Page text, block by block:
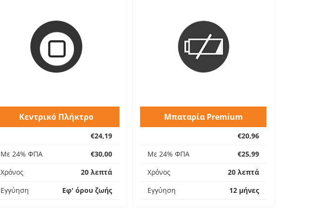
Κεντρικό Πλήκτρο
€24,19
Με 24% ΦΠΑ
€30,00
Χρόνος
20 λεπτά
Εγγύηση
Εφ' όρου ζωής
Μπαταρία Premium
€20,96
Με 24% ΦΠΑ
€25,99
Χρόνος
20 λεπτά
Εγγύηση
12 μήνες